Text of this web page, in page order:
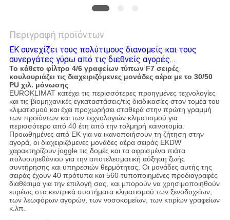
Περιγραφή προϊόντων
EK συνεχίζει τους πολύτιμους διανομείς και τους
συνεργάτες γύρω από τις διεθνείς αγορές…
Το κάθετο φίλτρο 4/6 γραφείων τύπων F7 σειρές
κουλουριάζει τις διαχειριζόμενες μονάδες αέρα με το 30/50
PU χιλ. μόνωσης
EUROKLIMAT κατέχει τις περισσότερες προηγμένες τεχνολογίες
και τις βιομηχανικές εγκαταστάσεις/τις διαδικασίες στον τομέα του
κλιματισμού και έχει προχωρήσει σταθερά στην πρώτη γραμμή
των προϊόντων και των τεχνολογιών κλιματισμού για
περισσότερο από 40 έτη από την τολμηρή καινοτομία.
Προωθημένες από EK για να ικανοποιήσουν τη ζήτηση στην
αγορά, οι διαχειριζόμενες μονάδες αέρα σειράς EKDW
χαρακτηρίζουν joggle τις δομές και τα αφρισμένα πιάτα
πολυουρεθάνιου για την αποτελεσματική αύξηση ζωής
συντήρησης και υπηρεσιών θερμότητας. Οι μονάδες αυτής της
σειράς έχουν 40 πρότυπα και 560 τυποποιημένες προδιαγραφές
διαθέσιμα για την επιλογή σας, και μπορούν να χρησιμοποιηθούν
ευρέως στα κεντρικά συστήματα κλιματισμού των ξενοδοχείων,
των λεωφόρων αγορών, των νοσοκομείων, των κτιρίων γραφείων
κ.λπ.